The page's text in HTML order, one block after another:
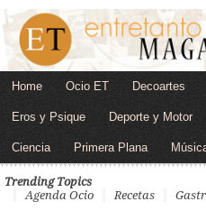
Home Ocio ET Decoartes
Eros y Psique Deporte y Motor
Ciencia Primera Plana
Trending Topics
Agenda Ocio
Recetas